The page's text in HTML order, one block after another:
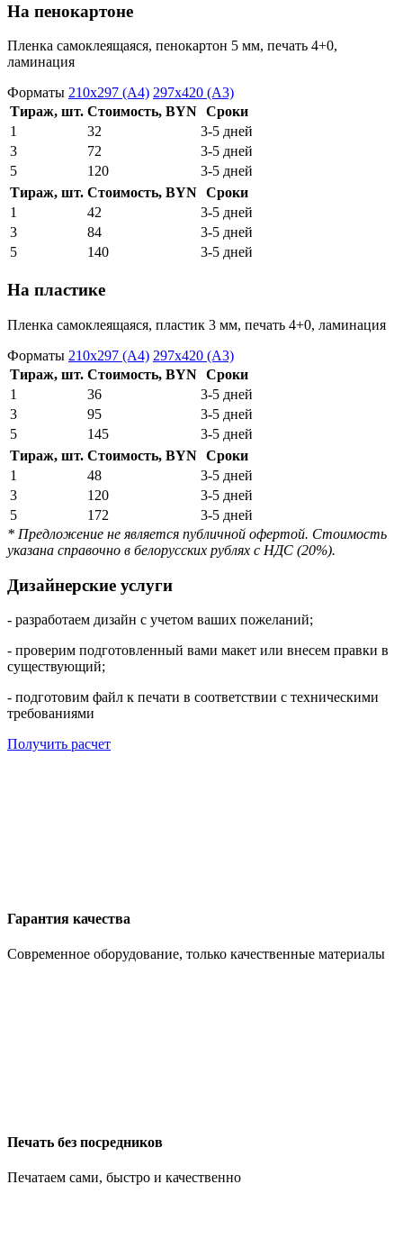
На пенокартоне
Пленка самоклеящаяся, пенокартон 5 мм, печать 4+0,
ламинация
Форматы 210х297 (А4) 297х420 (А3)
Тираж, шт. Стоимость, BYN Сроки
1
32
3-5 дней
3
72
3-5 дней
5
120
3-5 дней
Тираж, шт. Стоимость, BYN Сроки
1
42
3-5 дней
3
84
3-5 дней
5
140 3-5 дней
На пластике
Пленка самоклеящаяся, пластик 3 мм, печать 4+0, ламинация
Форматы 210х297 (А4) 297х420 (А3)
Тираж, шт. Стоимость, BYN Сроки
1
36
3-5 дней
3
95
3-5 дней
5
145
3-5 дней
Тираж, шт. Стоимость, BYN Сроки
1
48
3-5 дней
3
120
3-5 дней
5
172
3-5 дней
* Предложение не является публичной офертой. Стоимость
указана справочно в белорусских рублях с НДС (20%).
Дизайнерские услуги
- разработаем дизайн с учетом ваших пожеланий;
- проверим подготовленный вами макет или внесем правки в
существующий;
- подготовим файл к печати в соответствии с техническими
требованиями
Получить расчет
Гарантия качества
Современное оборудование, только качественные материалы
Печать без посредников
Печатаем сами, быстро и качественно